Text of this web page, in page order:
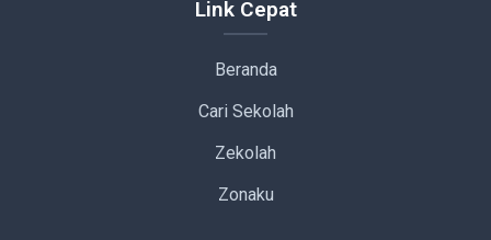
Link Cepat
Beranda
Cari Sekolah
Zekolah
Zonaku